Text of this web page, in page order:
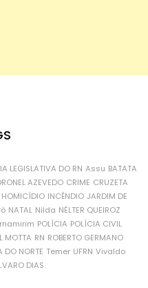
LEGISLATIVA DO RN Assu BATATA
AZEVEDO CRIME CRUZETA
HOMICÍDIO INCÊNDIO JARDIM DE
NATAL Nilda NÉLTER QUEIROZ
POLÍCIA POLÍCIA CIVIL
MOTTA RN ROBERTO GERMANO
DO NORTE Temer UFRN Vivaldo
DIAS